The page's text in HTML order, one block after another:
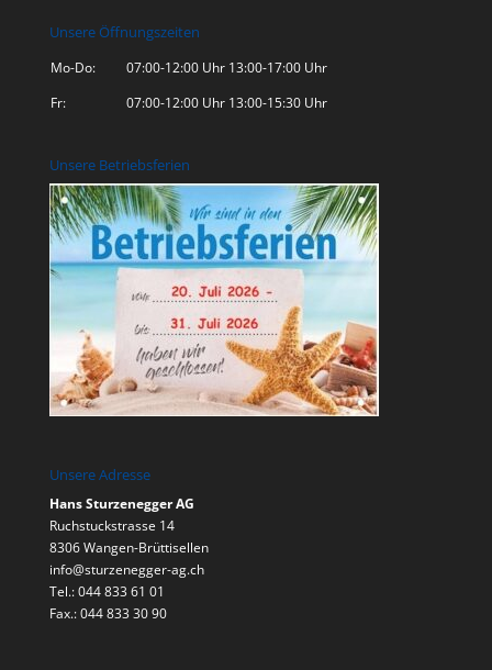
Unsere Öffnungszeiten
Mo-Do:
07:00-12:00 Uhr 13:00-17:00 Uhr
Fr:
07:00-12:00 Uhr 13:00-15:30 Uhr
Unsere Betriebsferien
Unsere Adresse
Hans Sturzenegger AG
Ruchstuckstrasse 14
8306 Wangen-Brüttisellen
info@sturzenegger-ag.ch
Tel.: 044 833 61 01
Fax.: 044 833 30 90